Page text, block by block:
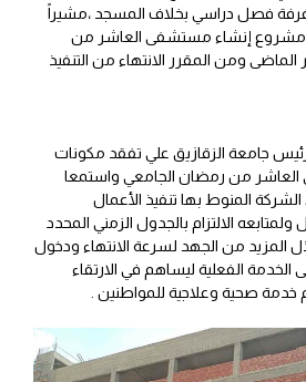
مؤتمرات وعدد 2 غرفة فصل دراسي بخلاف المسجد ،مشيراً
مشروع إنشاء مستشفى العاشر من
الجامعي في 1 يناير الماضى ومن المقرر الانتهاء من التنفيذ
جامعة الزقازيق علي تفقد مكونات
من رمضان الجامعي واستمعا
المنوط بها تنفيذ الأعمال
الالتزام بالجدول الزمني المحدد
المزيد من الجهد لسرعة الانتهاء ودخول
الفعلية ليساهم في الارتقاء
خدمة صحية وعلاجية للمواطنين .